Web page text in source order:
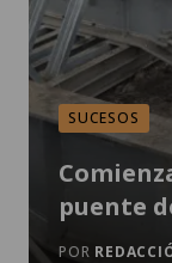
SUCESOS
puente
POR